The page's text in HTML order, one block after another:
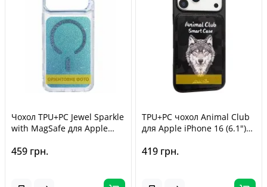
Чохол TPU+PC Jewel Sparkle
with MagSafe для Apple
459 грн.
TPU+PC чохол Animal Club
для Apple iPhone 16 (6.1")
419 грн.